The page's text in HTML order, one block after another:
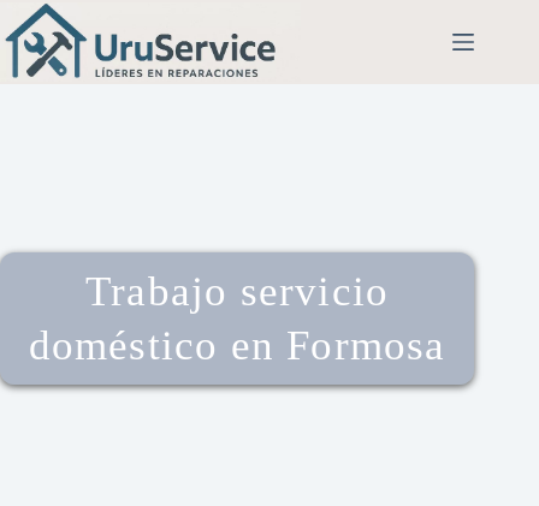
Trabajo servicio
doméstico en Formosa